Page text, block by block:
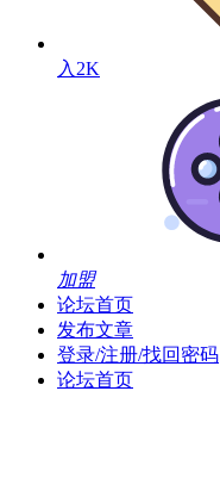
入2K
加盟
论坛首页
发布文章
登录/注册/找回密码
论坛首页